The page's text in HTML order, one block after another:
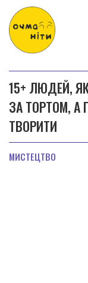
15+ ЛЮДЕЙ,
ЗА ТОРТОМ, А
ТВОРИТИ
МИСТЕЦТВО